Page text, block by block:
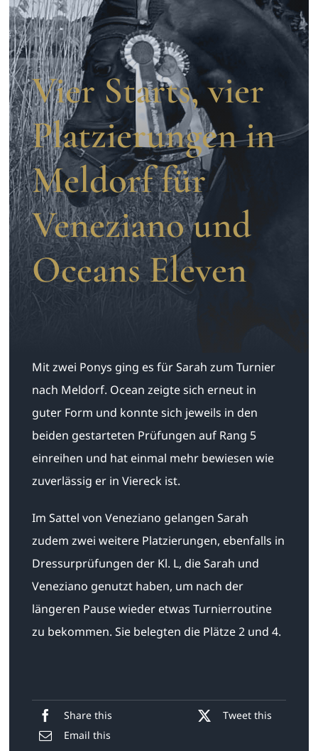
Aufzucht
TeamVier Starts, vier
Platzierungen in
Meldorf für
Veneziano und
Oceans Eleven
Mit zwei Ponys ging es für Sarah zum Turnier
nach Meldorf. Ocean zeigte sich erneut in
guter Form und konnte sich jeweils in den
beiden gestarteten Prüfungen auf Rang 5
einreihen und hat einmal mehr bewiesen wie
zuverlässig er in Viereck ist.
Im Sattel von Veneziano gelangen Sarah
zudem zwei weitere Platzierungen, ebenfalls in
Dressurprüfungen der Kl. L, die Sarah und
Veneziano genutzt haben, um nach der
längeren Pause wieder etwas Turnierroutine
zu bekommen. Sie belegten die Plätze 2 und 4.
Share this
Tweet this
Email this